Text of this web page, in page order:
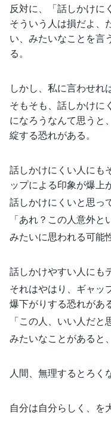
反対に、「話しかけに
そういう人は損だよ、
い、みたいなことを言
る。
しかし、私に言わせれ
そもそも、話しかけに
になろうなんて思うと
綻する恐れがある。
話しかけにくい人にも
ップによる印象が爆上
話しかけにくいと思っ
「あれ？この人意外と
みたいに思われる可能
話しかけやすい人にも
それはやはり、ギャッ
爆下がりする恐れがある
「この人、いい人だと
みたいなことがあると
人間、無理するとろく
自分は自分らしく、を